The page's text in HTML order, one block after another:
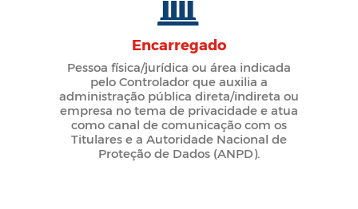
Encarregado
Pessoa física/jurídica ou área indicada
pelo Controlador que auxilia a
administração pública direta/indireta ou
empresa no tema de privacidade e atua
como canal de comunicação com os
Titulares e a Autoridade Nacional de
Proteção de Dados (ANPD).